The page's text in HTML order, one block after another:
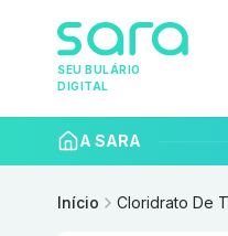
SEU BULÁRIO
DIGITAL
A SARA
Início Cloridrato De